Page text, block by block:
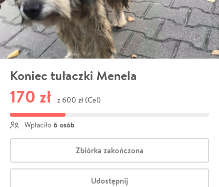
Koniec tułaczki Menela
170 zł z 600 zł (Cel)
Wpłaciło 6 osób
Zbiórka zakończona
Udostępnij